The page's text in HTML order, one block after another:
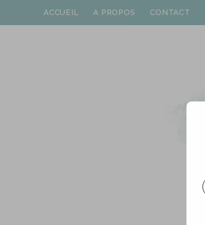
ACCUEIL A PROPOS CONTACT